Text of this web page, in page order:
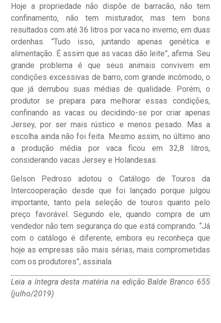
Hoje a propriedade não dispõe de barracão, não tem
confinamento, não tem misturador, mas tem bons
resultados com até 36 litros por vaca no inverno, em duas
ordenhas. “Tudo isso, juntando apenas genética e
alimentação. É assim que as vacas dão leite”, afirma. Seu
grande problema é que seus animais convivem em
condições excessivas de barro, com grande incômodo, o
que já derrubou suas médias de qualidade. Porém, o
produtor se prepara para melhorar essas condições,
confinando as vacas ou decidindo-se por criar apenas
Jersey, por ser mais rústico e menos pesado. Mas a
escolha ainda não foi feita. Mesmo assim, no último ano
a produção média por vaca ficou em 32,8 litros,
considerando vacas Jersey e Holandesas.
Gelson Pedroso adotou o Catálogo de Touros da
Intercooperação desde que foi lançado porque julgou
importante, tanto pela seleção de touros quanto pelo
preço favorável. Segundo ele, quando compra de um
vendedor não tem segurança do que está comprando. “Já
com o catálogo é diferente, embora eu reconheça que
hoje as empresas são mais sérias, mais comprometidas
com os produtores”, assinala.
Leia a íntegra desta matéria na edição Balde Branco 655
(julho/2019)